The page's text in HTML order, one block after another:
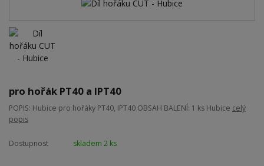
pro hořák PT40 a IPT40
POPIS: Hubice pro hořáky PT40, IPT40 OBSAH BALENÍ: 1 ks Hubice celý
popis
Dostupnost skladem 2 ks